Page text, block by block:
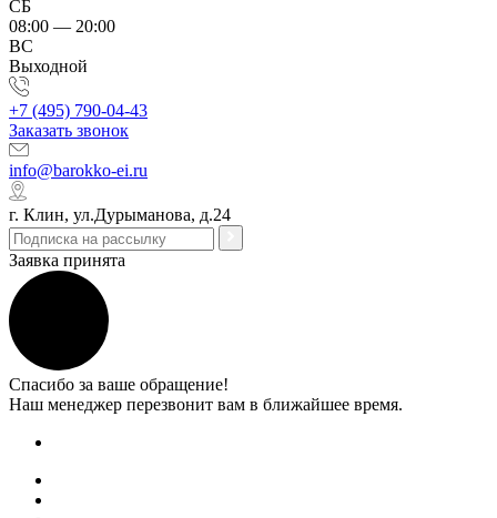
СБ
08:00 — 20:00
ВС
Выходной
+7 (495) 790-04-43
Заказать звонок
info@barokko-ei.ru
г. Клин, ул.Дурыманова, д.24
Заявка принята
Спасибо за ваше обращение!
Наш менеджер перезвонит вам в ближайшее время.